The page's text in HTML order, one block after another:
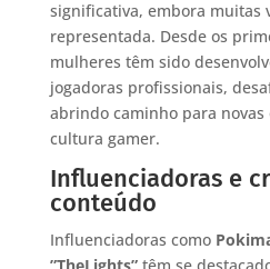
significativa, embora muitas
representada. Desde os
mulheres têm sido
jogadoras profissionais,
abrindo caminho para
cultura gamer.
Influenciadoras e
conteúdo
Influenciadoras como